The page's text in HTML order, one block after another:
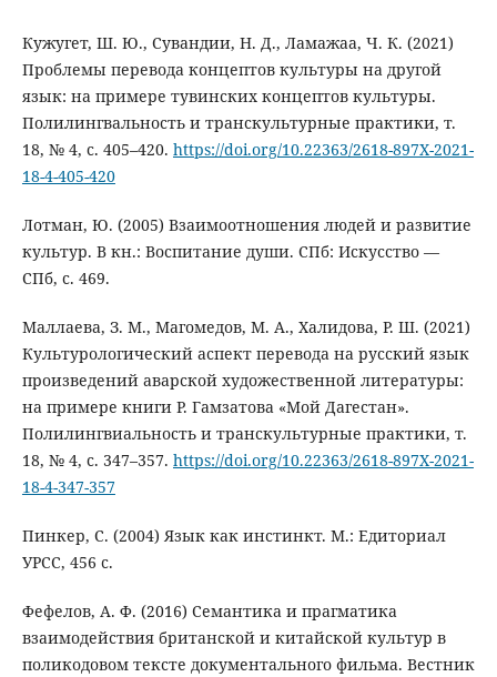
Кужугет, Ш. Ю., Сувандии, Н. Д., Ламажаа, Ч. К. (2021)
Проблемы перевода концептов культуры на другой
язык: на примере тувинских концептов культуры.
Полилингвальность и транскультурные практики, т.
18, № 4, с. 405–420. https://doi.org/10.22363/2618-897X-2021-
18-4-405-420
Лотман, Ю. (2005) Взаимоотношения людей и развитие
культур. В кн.: Воспитание души. СПб: Искусство —
СПб, с. 469.
Маллаева, З. М., Магомедов, М. А., Халидова, Р. Ш. (2021)
Культурологический аспект перевода на русский язык
произведений аварской художественной литературы:
на примере книги Р. Гамзатова «Мой Дагестан».
Полилингвиальность и транскультурные практики, т.
18, № 4, с. 347–357. https://doi.org/10.22363/2618-897X-2021-
18-4-347-357
Пинкер, С. (2004) Язык как инстинкт. М.: Едиториал
УРСС, 456 с.
Фефелов, А. Ф. (2016) Семантика и прагматика
взаимодействия британской и китайской культур в
поликодовом тексте документального фильма. Вестник